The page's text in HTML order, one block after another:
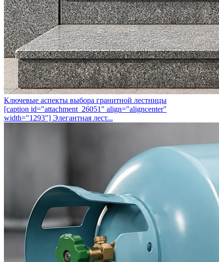
Ключевые аспекты выбора гранитной лестницы
[caption id="attachment_26051" align="aligncenter"
width="1293"] Элегантная лест...